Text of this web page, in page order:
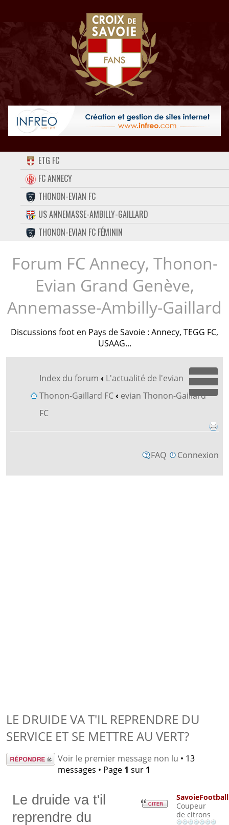
ACCUEIL
FORUM
CONTACT
FACEBOOK
TWITTER
INSTAGRAM
ETG FC
FC ANNECY
THONON-EVIAN FC
US ANNEMASSE-AMBILLY-GAILLARD
THONON-EVIAN FC FÉMININ
Forum FC Annecy, Thonon-
Evian Grand Genève,
Annemasse-Ambilly-Gaillard
Discussions foot en Pays de Savoie : Annecy, TEGG FC,
USAAG...
Index du forum ‹ L'actualité de l'evian
Thonon-Gaillard FC‹ evian Thonon-Gaillard
FC
FAQ Connexion
LE DRUIDE VA T'IL REPRENDRE DU
SERVICE ET SE METTRE AU VERT?
Répondre Voir le premier message non lu • 13
messages • Page 1 sur 1
Le druide va t'il
reprendre du
SavoieFootball
Coupeur
de citrons